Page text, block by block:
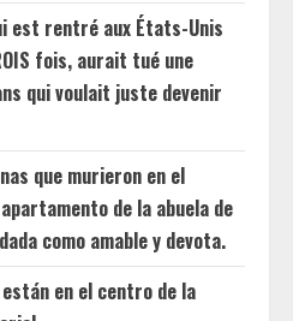
est rentré aux États-Unis
fois, aurait tué une
qui voulait juste devenir
que murieron en el
de la abuela de
como amable y devota.
en el centro de la